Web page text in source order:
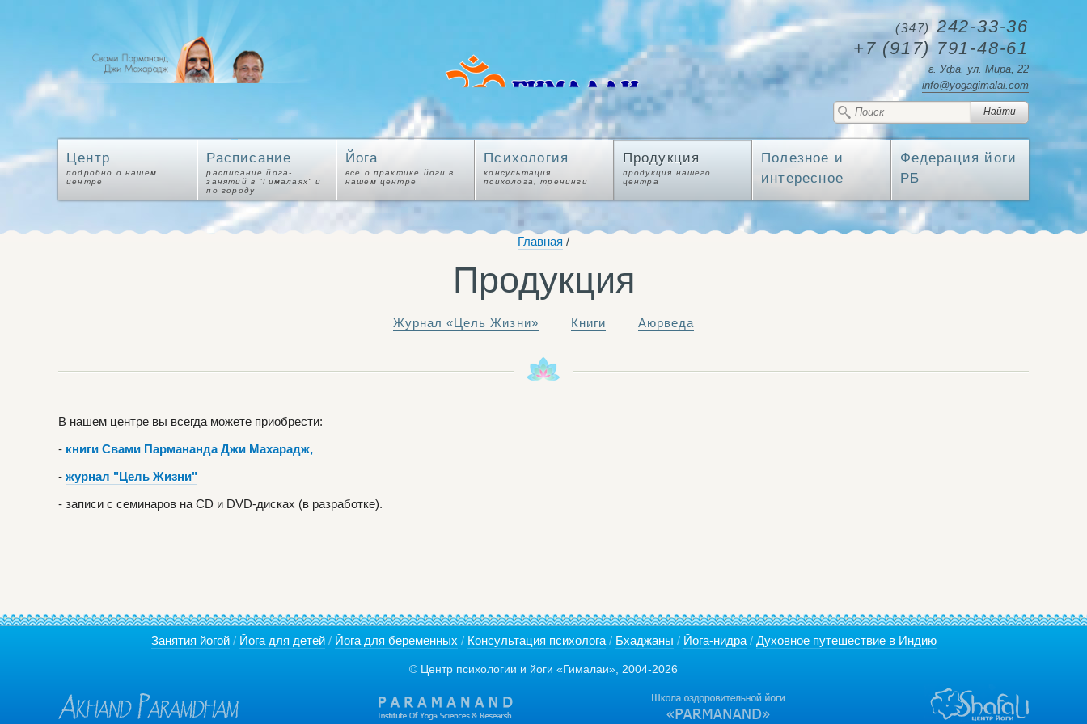
(347)242-33-36
+7 (917)791-48-61
г. Уфа, ул. Мира, 22
info@yogagimalai.com
Центр
подробно о нашем
центре
Расписание
расписание йога-
занятий в "Гималаях" и
по городу
Йога
всё о практике йоги в
нашем центре
Психология
консультация
психолога, тренинги
Продукция
продукция нашего
центра
Полезное и
интересное
Федерация йоги
РБ
Главная /
Продукция
Журнал «Цель Жизни» Книги Аюрведа
В нашем центре вы всегда можете приобрести:
- книги Свами Пармананда Джи Махарадж,
- журнал "Цель Жизни"
- записи с семинаров на CD и DVD-дисках (в разработке).
Занятия йогой/ Йога для детей/ Йога для беременных / Консультация психолога/ Бхаджаны / Йога-нидра/ Духовное путешествие в Индию
© Центр психологии и йоги «Гималаи», 2004-2026